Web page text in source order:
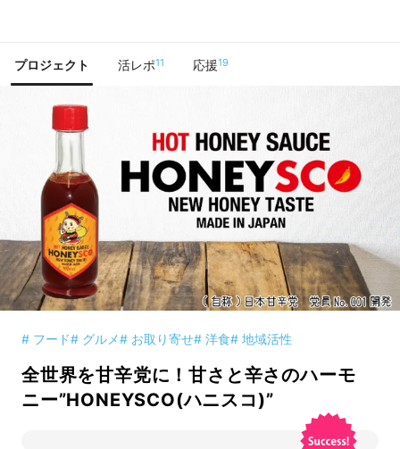
プロジェクト 活レポ11 応援19
# フード# グルメ# お取り寄せ# 洋食# 地域活性
全世界を甘辛党に！甘さと辛さのハーモ
ニー”HONEYSCO(ハニスコ)”